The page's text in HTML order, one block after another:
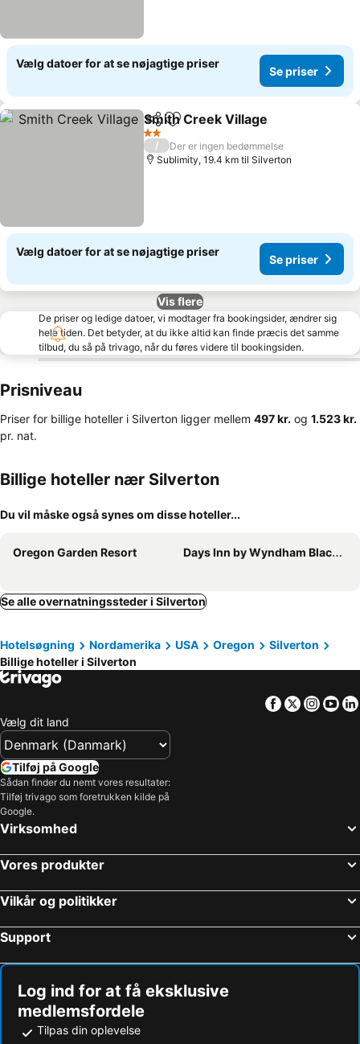
Vælg datoer for at se nøjagtige priser
Se priser
Del Føj til favoritter
Smith Creek Village
2 Stjerner
/
Der er ingen bedømmelse
Sublimity, 19.4 km til Silverton
Vælg datoer for at se nøjagtige priser
Se priser
Vis flere
De priser og ledige datoer, vi modtager fra bookingsider, ændrer sig
hele tiden. Det betyder, at du ikke altid kan finde præcis det samme
tilbud, du så på trivago, når du føres videre til bookingsiden.
Prisniveau
Priser for billige hoteller i Silverton ligger mellem ‎497 kr. og ‎1.523 kr.
pr. nat.
Billige hoteller nær Silverton
Du vil måske også synes om disse hoteller...
Oregon Garden Resort Days Inn by Wyndham Black Bear
Se alle overnatningssteder i Silverton
Hotelsøgning Nordamerika USA Oregon
Silverton
Billige hoteller i Silverton
Facebook
Twitter
Vælg dit land
Tilføj på Google
Sådan finder du nemt vores resultater:
Tilføj trivago som foretrukken kilde på
Google.
Virksomhed
Vores produkter
Vilkår og politikker
Support
Log ind for at få eksklusive
medlemsfordele
Tilpas din oplevelse